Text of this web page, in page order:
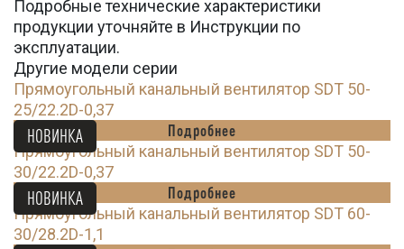
Подробные технические характеристики
продукции уточняйте в Инструкции по
эксплуатации.
Другие модели серии
Прямоугольный канальный вентилятор SDT 50-
25/22.2D-0,37
НОВИНКА Подробнее
Прямоугольный канальный вентилятор SDT 50-
30/22.2D-0,37
НОВИНКА Подробнее
Прямоугольный канальный вентилятор SDT 60-
30/28.2D-1,1